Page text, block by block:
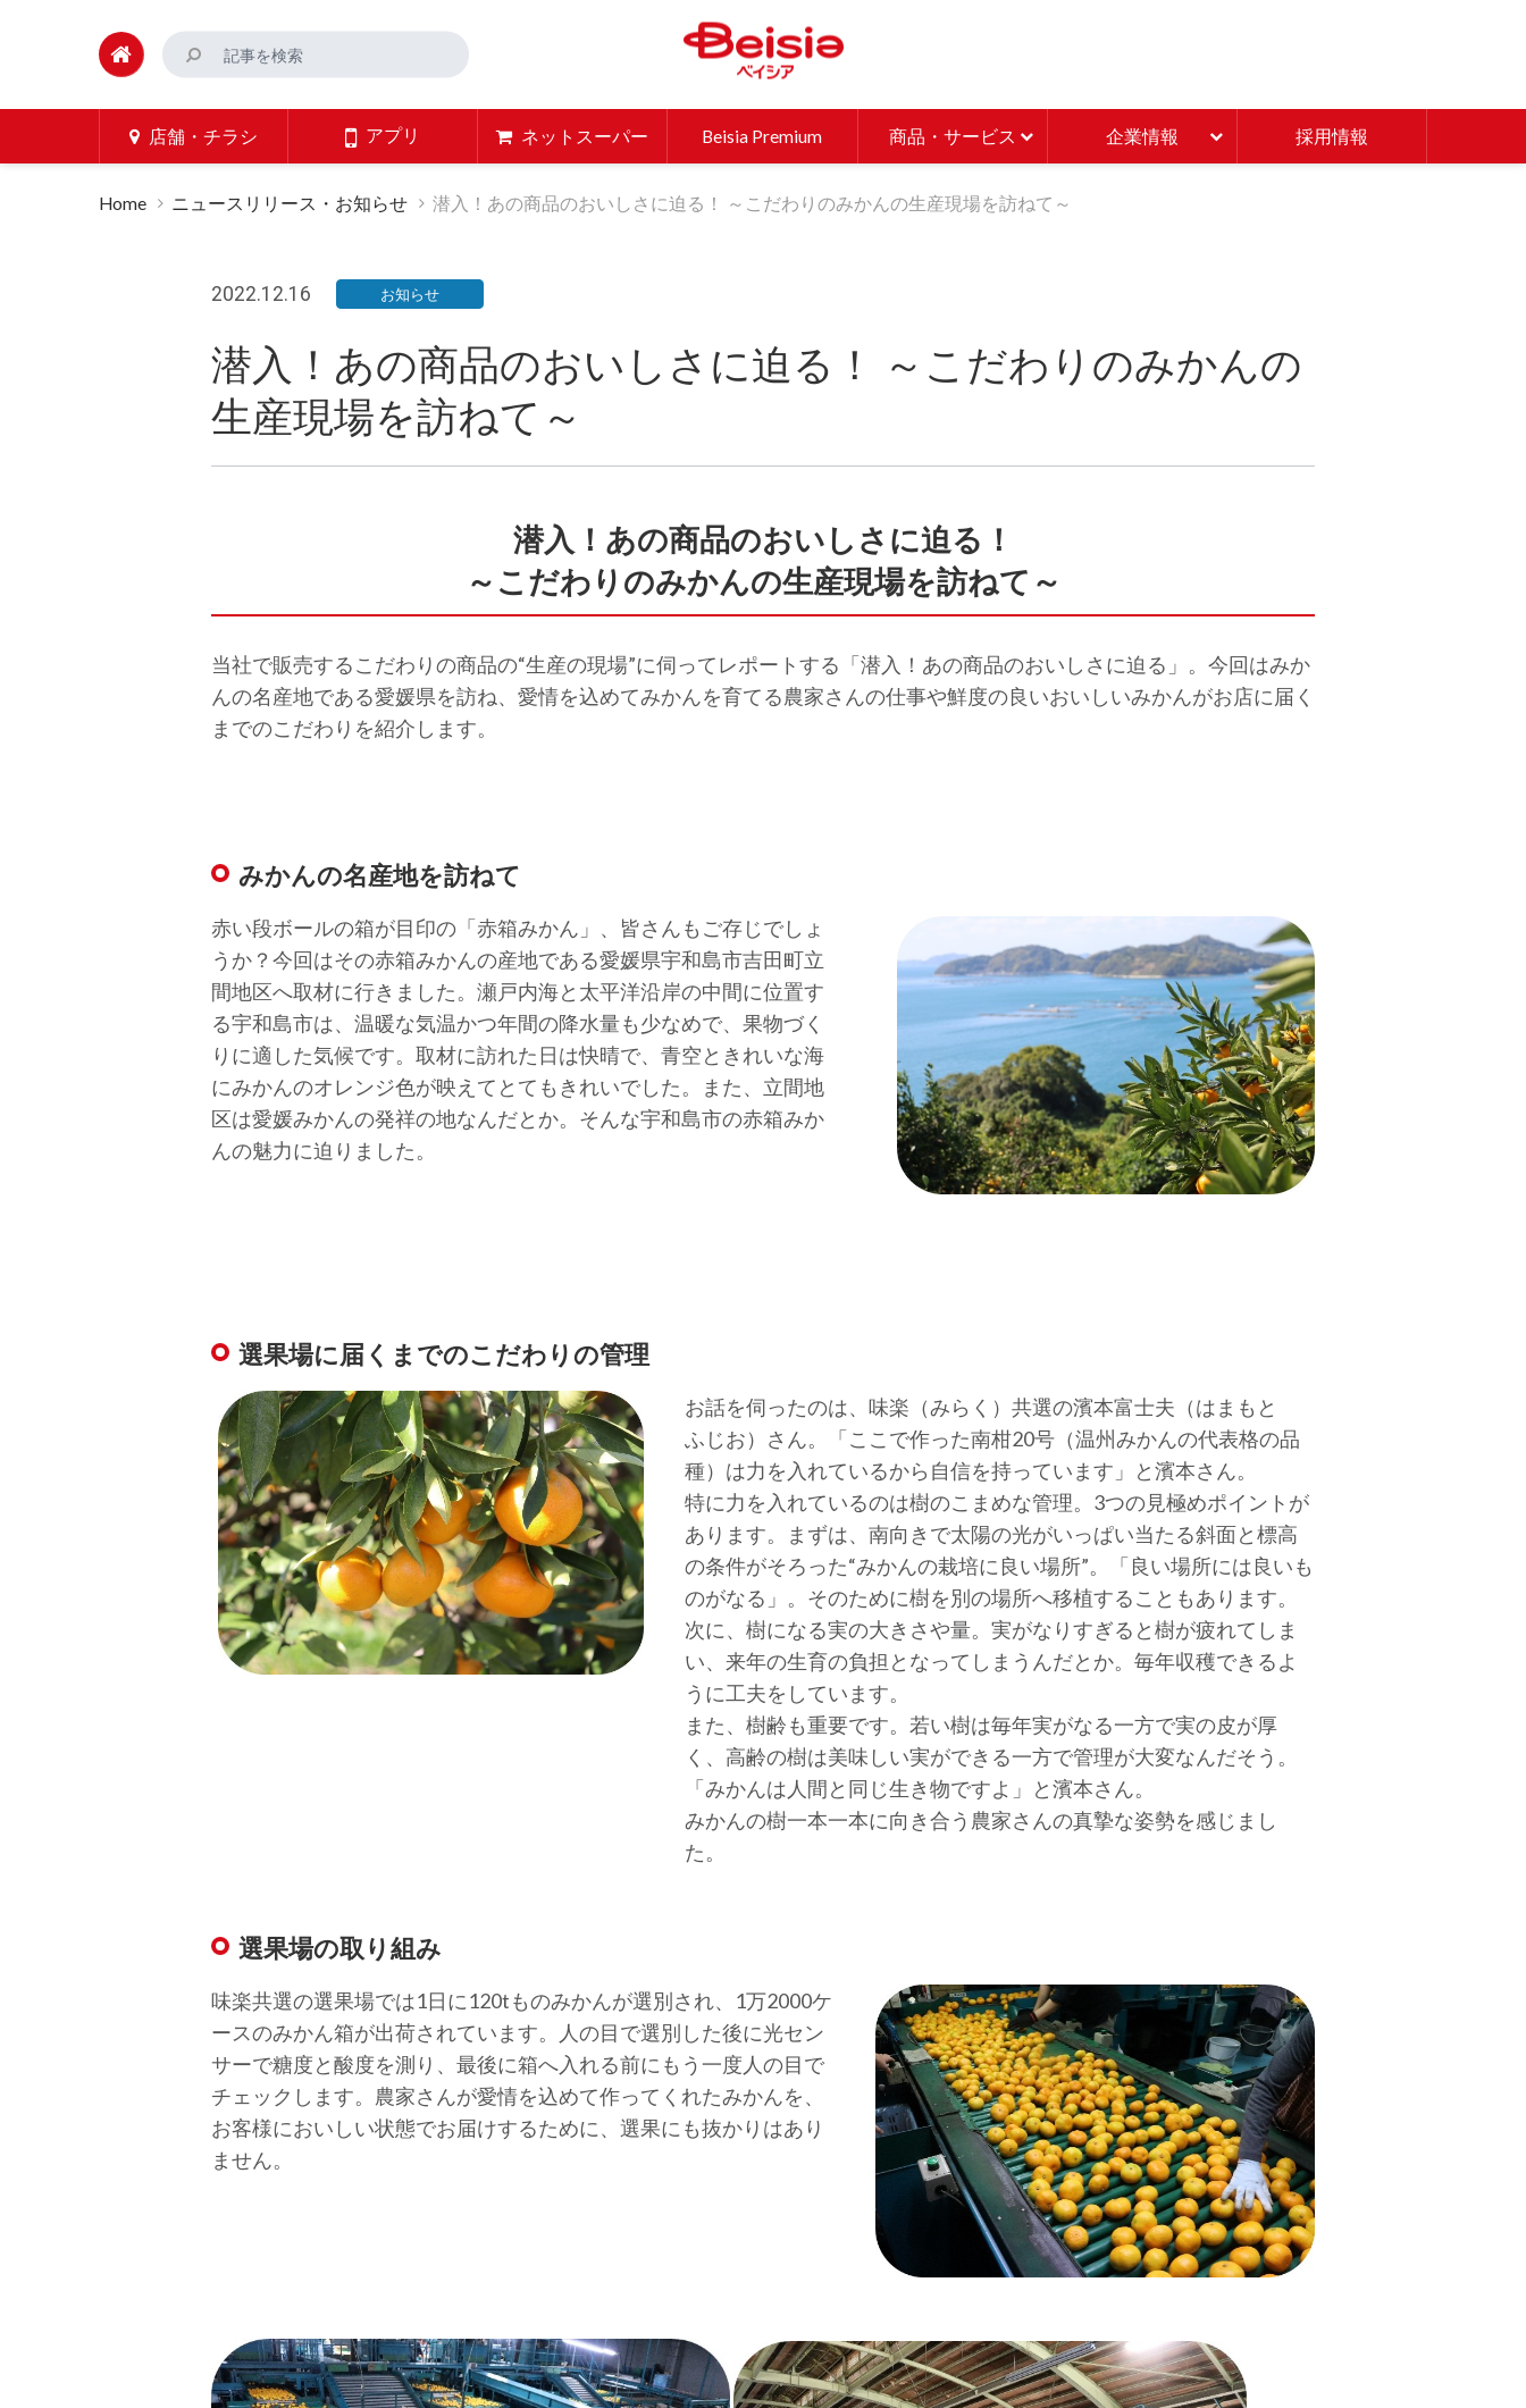
店舗・チラシ アプリ ネットスーパー Beisia Premium 商品・サービス 企業情報 採用情報
Home ニュースリリース・お知らせ 潜入！あの商品のおいしさに迫る！ ～こだわりのみかんの生産現場を訪ねて～
2022.12.16 お知らせ
潜入！あの商品のおいしさに迫る！ ～こだわりのみかんの
生産現場を訪ねて～
潜入！あの商品のおいしさに迫る！
～こだわりのみかんの生産現場を訪ねて～
当社で販売するこだわりの商品の“生産の現場”に伺ってレポートする「潜入！あの商品のおいしさに迫る」。今回はみか
んの名産地である愛媛県を訪ね、愛情を込めてみかんを育てる農家さんの仕事や鮮度の良いおいしいみかんがお店に届く
までのこだわりを紹介します。
みかんの名産地を訪ねて
赤い段ボールの箱が目印の「赤箱みかん」、皆さんもご存じでしょ
うか？今回はその赤箱みかんの産地である愛媛県宇和島市吉田町立
間地区へ取材に行きました。瀬戸内海と太平洋沿岸の中間に位置す
る宇和島市は、温暖な気温かつ年間の降水量も少なめで、果物づく
りに適した気候です。取材に訪れた日は快晴で、青空ときれいな海
にみかんのオレンジ色が映えてとてもきれいでした。また、立間地
区は愛媛みかんの発祥の地なんだとか。そんな宇和島市の赤箱みか
んの魅力に迫りました。
選果場に届くまでのこだわりの管理
お話を伺ったのは、味楽（みらく）共選の濱本富士夫（はまもと
ふじお）さん。「ここで作った南柑20号（温州みかんの代表格の品
種）は力を入れているから自信を持っています」と濱本さん。
特に力を入れているのは樹のこまめな管理。3つの見極めポイントが
あります。まずは、南向きで太陽の光がいっぱい当たる斜面と標高
の条件がそろった“みかんの栽培に良い場所”。「良い場所には良いも
のがなる」。そのために樹を別の場所へ移植することもあります。
次に、樹になる実の大きさや量。実がなりすぎると樹が疲れてしま
い、来年の生育の負担となってしまうんだとか。毎年収穫できるよ
うに工夫をしています。
また、樹齢も重要です。若い樹は毎年実がなる一方で実の皮が厚
く、高齢の樹は美味しい実ができる一方で管理が大変なんだそう。
「みかんは人間と同じ生き物ですよ」と濱本さん。
みかんの樹一本一本に向き合う農家さんの真摯な姿勢を感じまし
た。
選果場の取り組み
味楽共選の選果場では1日に120tものみかんが選別され、1万2000ケ
ースのみかん箱が出荷されています。人の目で選別した後に光セン
サーで糖度と酸度を測り、最後に箱へ入れる前にもう一度人の目で
チェックします。農家さんが愛情を込めて作ってくれたみかんを、
お客様においしい状態でお届けするために、選果にも抜かりはあり
ません。